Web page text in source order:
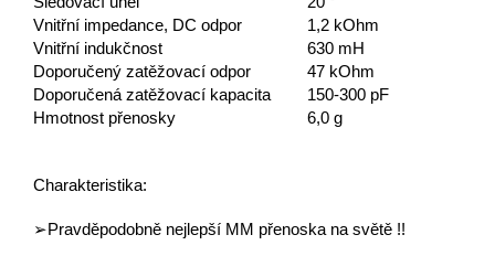
Vnitřní impedance, DC odpor
1,2 kOhm
Vnitřní indukčnost
630 mH
Doporučený zatěžovací odpor
47 kOhm
Doporučená zatěžovací kapacita
150-300 pF
Hmotnost přenosky
6,0 g
Charakteristika:
➢Pravděpodobně nejlepší MM přenoska na světě !!